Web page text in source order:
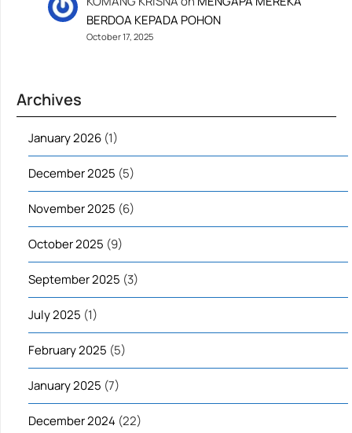
BERDOA KEPADA POHON
October 17, 2025
Archives
January 2026 (1)
December 2025 (5)
November 2025 (6)
October 2025 (9)
September 2025 (3)
July 2025 (1)
February 2025 (5)
January 2025 (7)
December 2024 (22)